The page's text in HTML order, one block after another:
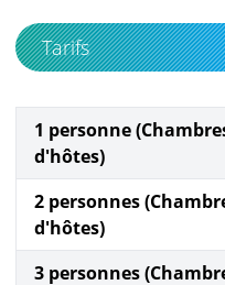
Tarifs
1 personne
d'hôtes)
2 personnes
d'hôtes)
3 personnes